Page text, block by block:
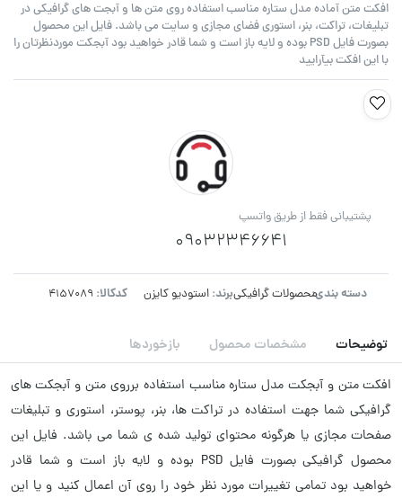
افکت متن آماده مدل ستاره مناسب استفاده روی متن ها و آبجت های گرافیکی در
تبلیغات، تراکت، بنر، استوری فضای مجازی و سایت می باشد. فایل این محصول
بصورت فایل PSD بوده و لایه باز است و شما قادر خواهید بود آبجکت موردنظرتان را
با این افکت بیآرایید
پشتیبانی فقط از طریق واتسپ
09032346641
دسته بندی:محصولات گرافیکیبرند: استودیو کایزن کدکالا:
توضیحات مشخصات محصول بازخوردها
افکت متن و آبجکت مدل ستاره مناسب استفاده برروی متن و آبجکت های
گرافیکی شما جهت استفاده در تراکت ها، بنر، پوستر، استوری و تبلیغات
صفحات مجازی یا هرگونه محتوای تولید شده ی شما می باشد. فایل این
محصول گرافیکی بصورت فایل PSD بوده و لایه باز است و شما قادر
خواهید بود تمامی تغییرات مورد نظر خود را روی آن اعمال کنید و یا این